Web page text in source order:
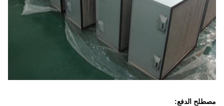
مصطلح الدفع: